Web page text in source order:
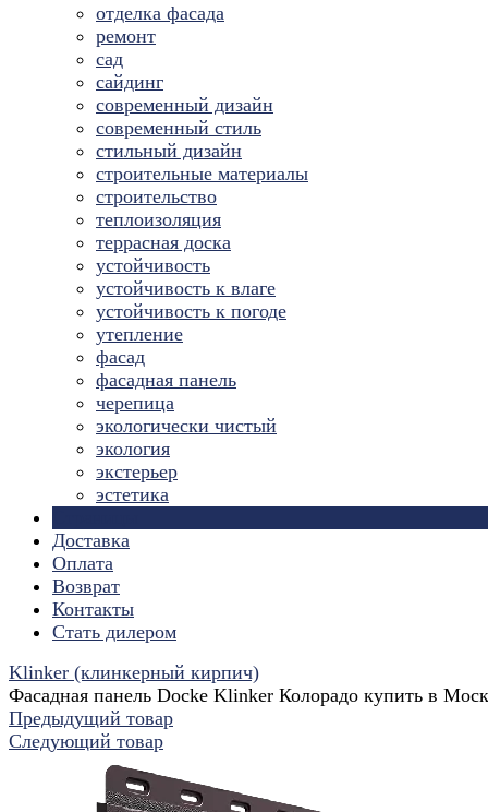
отделка фасада
ремонт
сад
сайдинг
современный дизайн
современный стиль
стильный дизайн
строительные материалы
строительство
теплоизоляция
террасная доска
устойчивость
устойчивость к влаге
устойчивость к погоде
утепление
фасад
фасадная панель
черепица
экологически чистый
экология
экстерьер
эстетика
Доставка
Оплата
Возврат
Контакты
Стать дилером
Klinker (клинкерный кирпич)
Фасадная панель Docke Klinker Колорадо купить в
Предыдущий товар
Следующий товар